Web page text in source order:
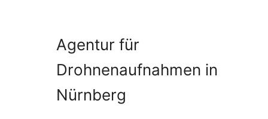
Agentur für
Drohnenaufnahmen in
Nürnberg